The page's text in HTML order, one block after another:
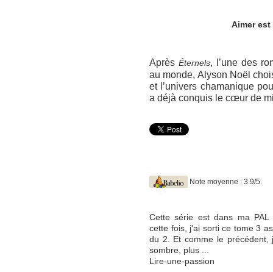
Aimer
Après Éternels, l’une des
au monde, Alyson Noël
et l’univers chamanique
a déjà conquis le cœur de
Note moyenne : 3.9/5.
Cette série est dans ma
cette fois, j'ai sorti ce tome 3
du 2. Et comme le précédent,
sombre, plus ...
Lire-une-passion